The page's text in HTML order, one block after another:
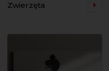
Zwierzęta